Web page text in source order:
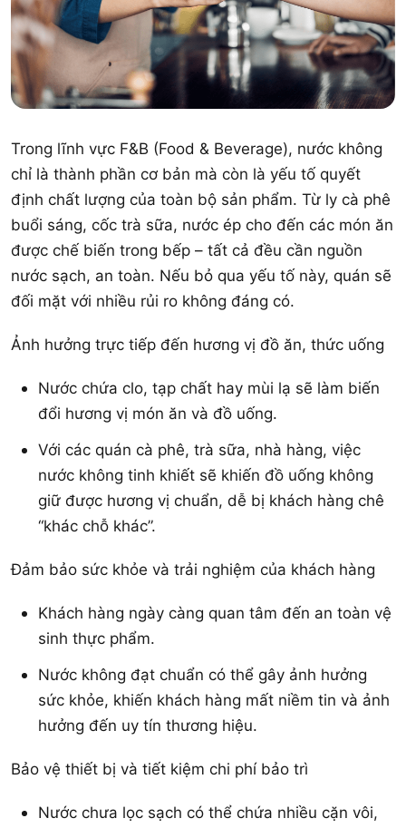
Trong lĩnh vực F&B (Food & Beverage), nước không
chỉ là thành phần cơ bản mà còn là yếu tố quyết
định chất lượng của toàn bộ sản phẩm. Từ ly cà phê
buổi sáng, cốc trà sữa, nước ép cho đến các món ăn
được chế biến trong bếp – tất cả đều cần nguồn
nước sạch, an toàn. Nếu bỏ qua yếu tố này, quán sẽ
đối mặt với nhiều rủi ro không đáng có.
Ảnh hưởng trực tiếp đến hương vị đồ ăn, thức uống
Nước chứa clo, tạp chất hay mùi lạ sẽ làm biến
đổi hương vị món ăn và đồ uống.
Với các quán cà phê, trà sữa, nhà hàng, việc
nước không tinh khiết sẽ khiến đồ uống không
giữ được hương vị chuẩn, dễ bị khách hàng chê
“khác chỗ khác”.
Đảm bảo sức khỏe và trải nghiệm của khách hàng
Khách hàng ngày càng quan tâm đến an toàn vệ
sinh thực phẩm.
Nước không đạt chuẩn có thể gây ảnh hưởng
sức khỏe, khiến khách hàng mất niềm tin và ảnh
hưởng đến uy tín thương hiệu.
Bảo vệ thiết bị và tiết kiệm chi phí bảo trì
Nước chưa lọc sạch có thể chứa nhiều cặn vôi,